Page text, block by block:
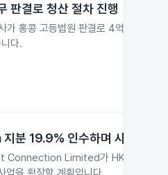
판결로 청산 절차 진행
가 홍콩 고등법원 판결로 4억 4800만
다.
분 19.9% 인수하며 사업 확장
Connection Limited가 HK Golden,